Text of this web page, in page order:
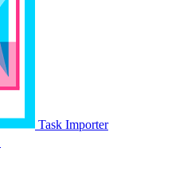
Task Importer